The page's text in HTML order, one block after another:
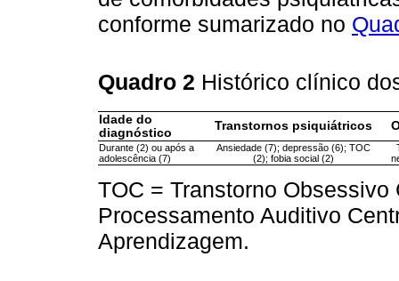
conforme sumarizado no
Quadro 2 Histórico clínico
Idade do
diagnóstico
Transtornos psiquiátricos
Durante (2) ou após a
adolescência (7)
Ansiedade (7); depressão (6); TOC
(2); fobia social (2)
TOC = Transtorno
Processamento Auditivo
Aprendizagem.